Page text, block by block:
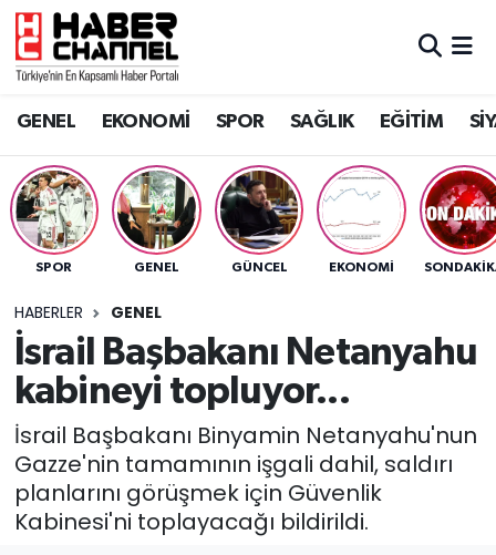
GENEL EKONOMİ SPOR SAĞLIK EĞİTİM
SPOR GENEL GÜNCEL EKONOMİ
HABERLER GENEL
İsrail Başbakanı Netanyahu
kabineyi topluyor...
İsrail Başbakanı Binyamin Netanyahu'nun
Gazze'nin tamamının işgali dahil, saldırı
planlarını görüşmek için Güvenlik
Kabinesi'ni toplayacağı bildirildi.
GENEL
SPOR
SAĞLIK
EĞİTİM
SİYASET
MAGAZİN
Nöbetçi Eczaneler
Trafik Durumu
Süper Lig Puan Durumu ve Fikstür
Tüm Manşetler
Son Dakika Haberleri
Haber Arşivi